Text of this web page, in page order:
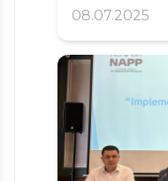
08.07.2025